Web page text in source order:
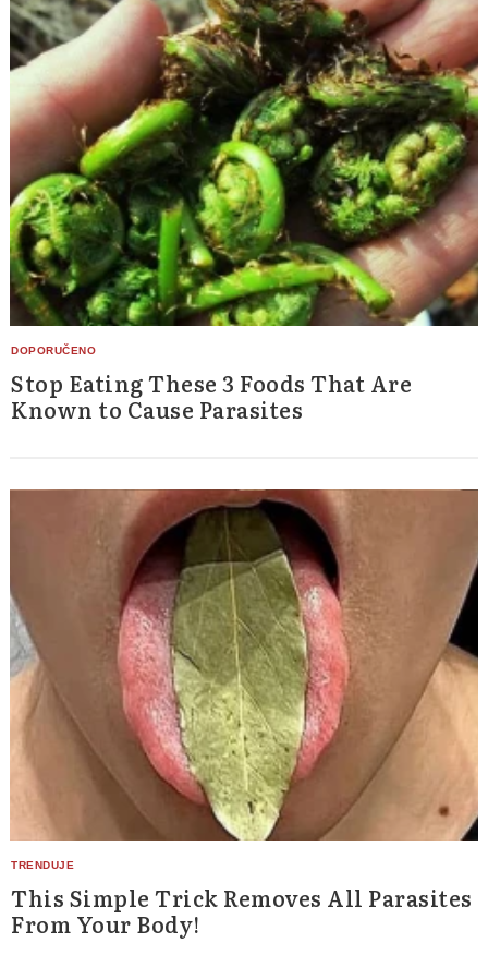
Stop Eating These 3 Foods That Are
Known to Cause Parasites
This Simple Trick Removes All Parasites
From Your Body!